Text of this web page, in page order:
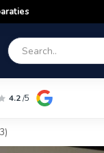
4.2/5